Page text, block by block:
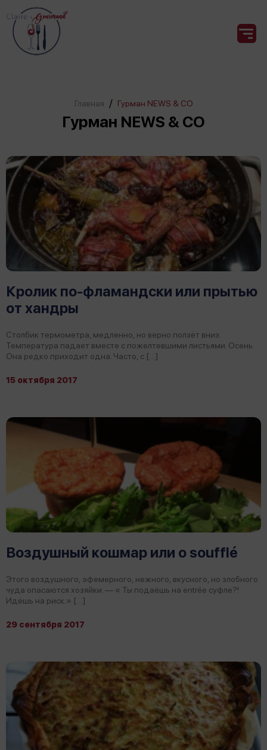
Главная / Гурман NEWS & CO
Гурман NEWS & CO
Кролик по-фламандски или прытью
от хандры
Столбик термометра, медленно, но верно ползёт вниз.
Температура падает вместе с пожелтевшими листьями. Осень.
Она редко приходит одна. Часто, с […]
15 октября 2017
Воздушный кошмар или о soufflé
Этого воздушного, эфемерного, нежного, вкусного, но злобного
чуда опасаются хозяйки. — « Ты подаёшь на entrée суфле?!
Идёшь на риск.» […]
29 сентября 2017